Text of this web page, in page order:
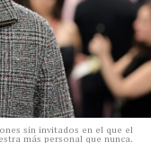
sin invitados en el que el
más personal que nunca.